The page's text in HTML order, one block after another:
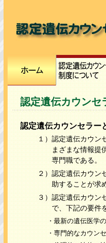
認定遺伝カウンセ
認定遺伝カウンセラー
１）認定遺伝カウン
まざまな情報提
専門職である。
２）認定遺伝カウン
助することが求
３）認定遺伝カウン
で、下記の要件
・最新の遺伝医学
・専門的なカウン